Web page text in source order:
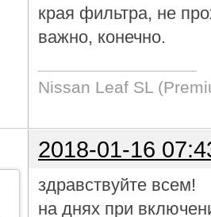
края фильтра, не
важно, конечно.
Nissan Leaf SL
2018-01-16
здравствуйте всем!
на днях при